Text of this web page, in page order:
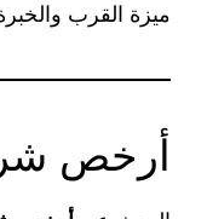
ميزة القرب
أرخص